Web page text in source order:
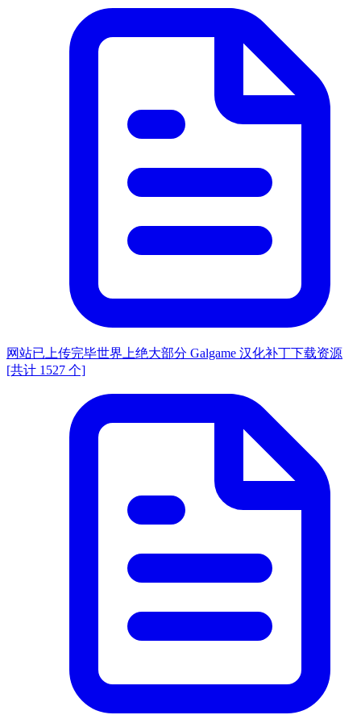
网站已上传完毕世界上绝大部分 Galgame 汉化补丁下载资源
[共计 1527 个]